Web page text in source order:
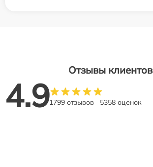
Отзывы клиентов
4.91799 отзывов 5358 оценок